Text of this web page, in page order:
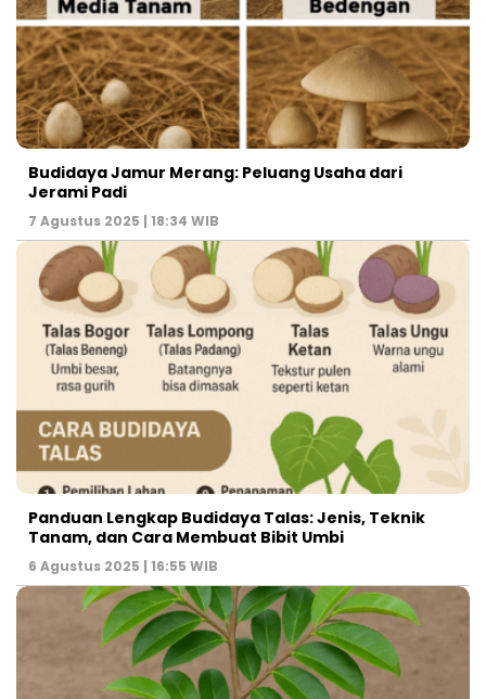
Budidaya Jamur Merang: Peluang Usaha dari
Jerami Padi
7 Agustus 2025 | 18:34 WIB
Panduan Lengkap Budidaya Talas: Jenis, Teknik
Tanam, dan Cara Membuat Bibit Umbi
6 Agustus 2025 | 16:55 WIB